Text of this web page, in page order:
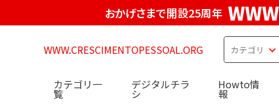
おかげさまで開設25周年
WWW.CRESCIMENTOPESSOAL.ORG
カテゴリ一
覧
デジタルチラ
シ
Howto情
報